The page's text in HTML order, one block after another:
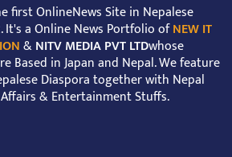
first OnlineNews Site in Nepalese
It's a Online News Portfolio ofNEW IT
&NITV MEDIA PVT LTDwhose
Based in Japan and Nepal. We feature
Diaspora together with Nepal
& Entertainment Stuffs.